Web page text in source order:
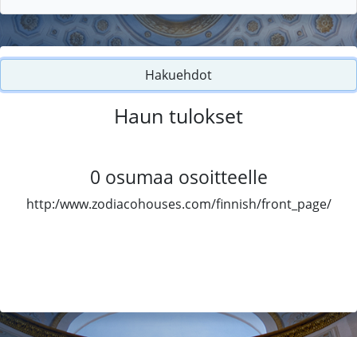
Hakuehdot
Haun tulokset
0 osumaa osoitteelle
http:/www.zodiacohouses.com/finnish/front_page/